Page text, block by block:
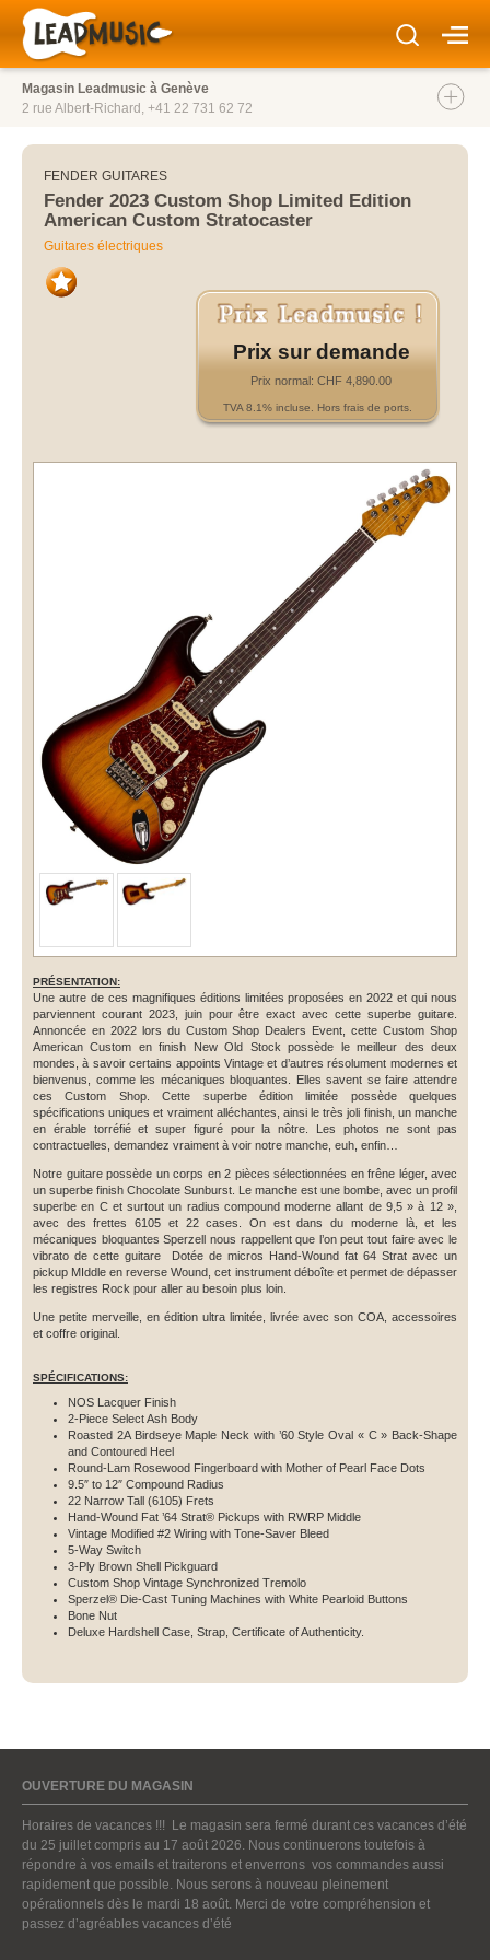
Magasin Leadmusic à Genève
2 rue Albert-Richard, +41 22 731 62 72
FENDER GUITARES
Fender 2023 Custom Shop Limited Edition
American Custom Stratocaster
Guitares électriques
Prix sur demande
Prix normal: CHF 4,890.00
TVA 8.1% incluse. Hors frais de ports.
PRÉSENTATION:
Une autre de ces magnifiques éditions limitées proposées en 2022 et qui nous
parviennent courant 2023, juin pour être exact avec cette superbe guitare.
Annoncée en 2022 lors du Custom Shop Dealers Event, cette Custom Shop
American Custom en finish New Old Stock possède le meilleur des deux
mondes, à savoir certains appoints Vintage et d’autres résolument modernes et
bienvenus, comme les mécaniques bloquantes. Elles savent se faire attendre
ces Custom Shop. Cette superbe édition limitée possède quelques
spécifications uniques et vraiment alléchantes, ainsi le très joli finish, un manche
en érable torréfié et super figuré pour la nôtre. Les photos ne sont pas
contractuelles, demandez vraiment à voir notre manche, euh, enfin…
Notre guitare possède un corps en 2 pièces sélectionnées en frêne léger, avec
un superbe finish Chocolate Sunburst. Le manche est une bombe, avec un profil
superbe en C et surtout un radius compound moderne allant de 9,5 » à 12 »,
avec des frettes 6105 et 22 cases. On est dans du moderne là, et les
mécaniques bloquantes Sperzell nous rappellent que l’on peut tout faire avec le
vibrato de cette guitare Dotée de micros Hand-Wound fat 64 Strat avec un
pickup MIddle en reverse Wound, cet instrument déboîte et permet de dépasser
les registres Rock pour aller au besoin plus loin.
Une petite merveille, en édition ultra limitée, livrée avec son COA, accessoires
et coffre original.
SPÉCIFICATIONS:
NOS Lacquer Finish
2-Piece Select Ash Body
Roasted 2A Birdseye Maple Neck with ’60 Style Oval « C » Back-Shape
and Contoured Heel
Round-Lam Rosewood Fingerboard with Mother of Pearl Face Dots
9.5″ to 12″ Compound Radius
22 Narrow Tall (6105) Frets
Hand-Wound Fat ’64 Strat® Pickups with RWRP Middle
Vintage Modified #2 Wiring with Tone-Saver Bleed
5-Way Switch
3-Ply Brown Shell Pickguard
Custom Shop Vintage Synchronized Tremolo
Sperzel® Die-Cast Tuning Machines with White Pearloid Buttons
Bone Nut
Deluxe Hardshell Case, Strap, Certificate of Authenticity.
OUVERTURE DU MAGASIN
Horaires de vacances !!! Le magasin sera fermé durant ces vacances d’été
du 25 juillet compris au 17 août 2026. Nous continuerons toutefois à
répondre à vos emails et traiterons et enverrons vos commandes aussi
rapidement que possible. Nous serons à nouveau pleinement
opérationnels dès le mardi 18 août. Merci de votre compréhension et
passez d’agréables vacances d’été